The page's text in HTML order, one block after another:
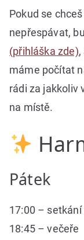
Pokud se
nepřespávat,
(přihláška zde)
máme počítat
rádi za jakkoliv
na místě.
Pátek
17:00 –
18:45 – večeře